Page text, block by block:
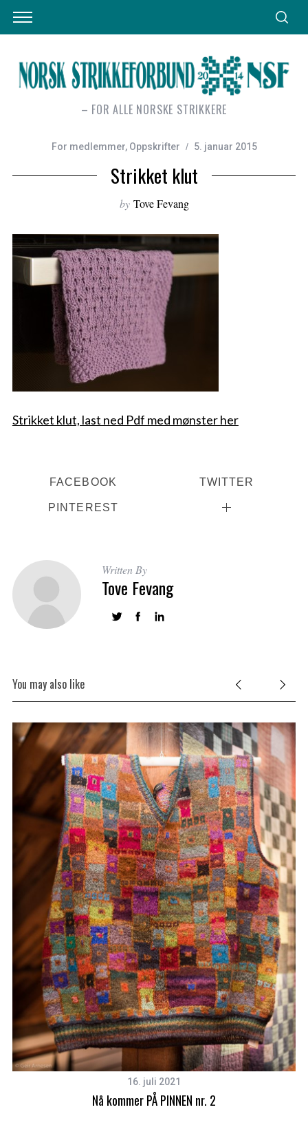
– FOR ALLE NORSKE STRIKKERE
For medlemmer, Oppskrifter 5. januar 2015
Strikket klut
by Tove Fevang
Strikket klut, last ned Pdf med mønster her
FACEBOOK TWITTER
PINTEREST
Written By
Tove Fevang
You may also like
16. juli 2021
Nå kommer PÅ PINNEN nr. 2
S
e
a
r